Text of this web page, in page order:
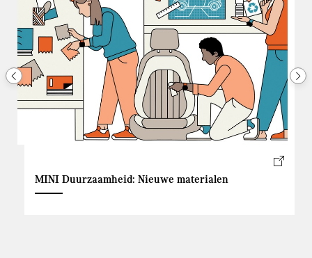
MINI Duurzaamheid: Nieuwe materialen